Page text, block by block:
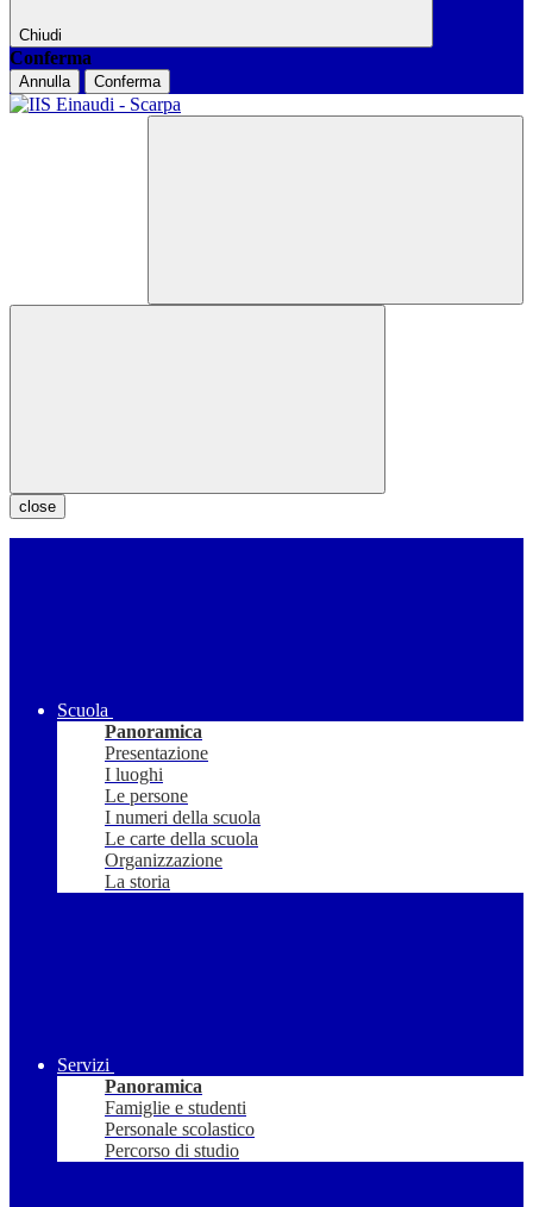
Chiudi
Conferma
Annulla Conferma
close
Scuola
Panoramica
Presentazione
I luoghi
Le persone
I numeri della scuola
Le carte della scuola
Organizzazione
La storia
Servizi
Panoramica
Famiglie e studenti
Personale scolastico
Percorso di studio